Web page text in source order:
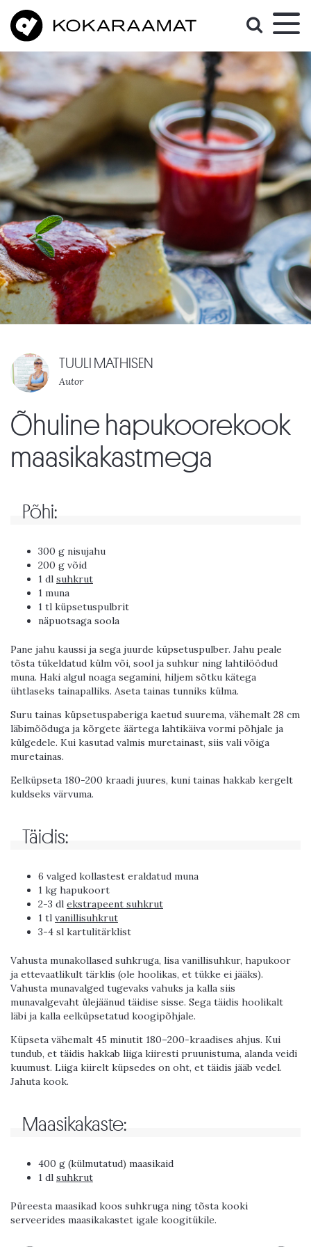
TUULI MATHISEN
Autor
Õhuline hapukoorekook
maasikakastmega
Põhi:
300 g nisujahu
200 g võid
1 dl suhkrut
1 muna
1 tl küpsetuspulbrit
näpuotsaga soola
Pane jahu kaussi ja sega juurde küpsetuspulber. Jahu peale
tõsta tükeldatud külm või, sool ja suhkur ning lahtilöödud
muna. Haki algul noaga segamini, hiljem sõtku kätega
ühtlaseks tainapalliks. Aseta tainas tunniks külma.
Suru tainas küpsetuspaberiga kaetud suurema, vähemalt 28 cm
läbimõõduga ja kõrgete äärtega lahtikäiva vormi põhjale ja
külgedele. Kui kasutad valmis muretainast, siis vali võiga
muretainas.
Eelküpseta 180-200 kraadi juures, kuni tainas hakkab kergelt
kuldseks värvuma.
Täidis:
6 valged kollastest eraldatud muna
1 kg hapukoort
2-3 dl ekstrapeent suhkrut
1 tl vanillisuhkrut
3-4 sl kartulitärklist
Vahusta munakollased suhkruga, lisa vanillisuhkur, hapukoor
ja ettevaatlikult tärklis (ole hoolikas, et tükke ei jääks).
Vahusta munavalged tugevaks vahuks ja kalla siis
munavalgevaht ülejäänud täidise sisse. Sega täidis hoolikalt
läbi ja kalla eelküpsetatud koogipõhjale.
Küpseta vähemalt 45 minutit 180–200-kraadises ahjus. Kui
tundub, et täidis hakkab liiga kiiresti pruunistuma, alanda veidi
kuumust. Liiga kiirelt küpsedes on oht, et täidis jääb vedel.
Jahuta kook.
Maasikakaste:
400 g (külmutatud) maasikaid
1 dl suhkrut
Püreesta maasikad koos suhkruga ning tõsta kooki
serveerides maasikakastet igale koogitükile.